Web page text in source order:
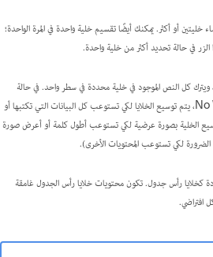
خليتين أو أكثر. يمكنك أيضًا تقسيم خلية واحدة في المرة الواحدة؛
في حالة تحديد أكثر من خلية واحدة.
كل النص الموجود في خلية محددة في سطر واحد. في حالة
تعطيل No Wrap، يتم توسيع الخلايا لكي تستوعب كل البيانات التي تكتبها أو
الخلية بصورة عرضية لكي تستوعب أطول كلمة أو أعرض صورة
لكي تستوعب المحتويات الأخرى).
كخلايا رأس جدول. تكون محتويات خلايا رأس الجدول غامقة
افتراضي.